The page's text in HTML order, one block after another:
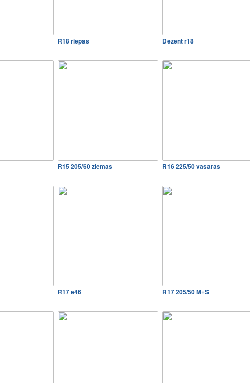
R18 riepas Dezent r18
R15 205/60 ziemas R16 225/50 vasaras
R17 e46 R17 205/50 M+S